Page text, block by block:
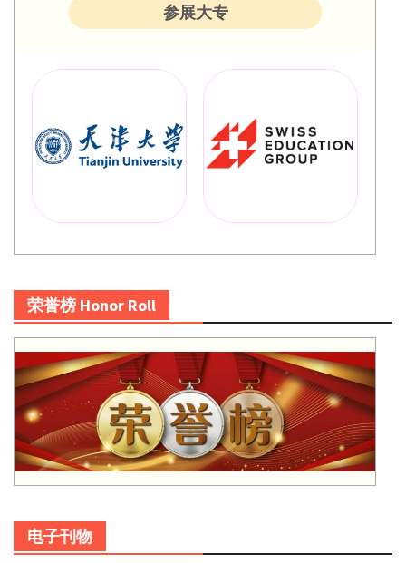
参展大专
荣誉榜 Honor Roll
电子刊物